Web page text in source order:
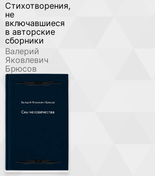
Стихотворения,
не
включавшиеся
в авторские
сборники
Валерий
Яковлевич
Брюсов